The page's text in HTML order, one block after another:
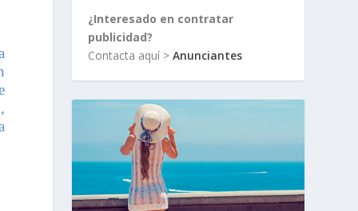
¿Interesado en contratar
publicidad?
Contacta aquí >Anunciantes